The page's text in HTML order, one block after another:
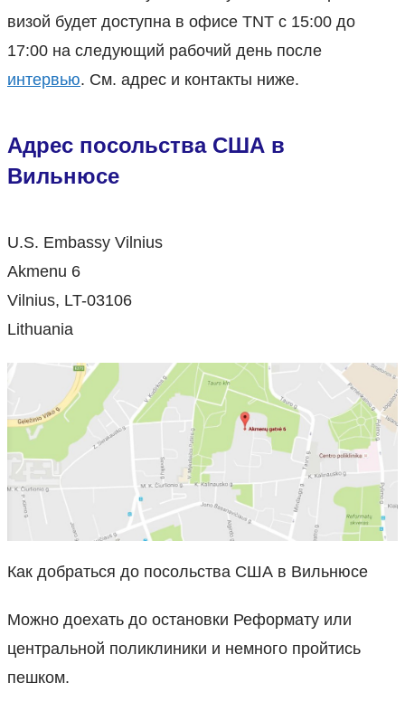
визой будет доступна в офисе TNT с 15:00 до
17:00 на следующий рабочий день после
интервью. См. адрес и контакты ниже.
Адрес посольства США в
Вильнюсе
U.S. Embassy Vilnius
Akmenu 6
Vilnius, LT-03106
Lithuania
Как добраться до посольства США в Вильнюсе
Можно доехать до остановки Реформату или
центральной поликлиники и немного пройтись
пешком.